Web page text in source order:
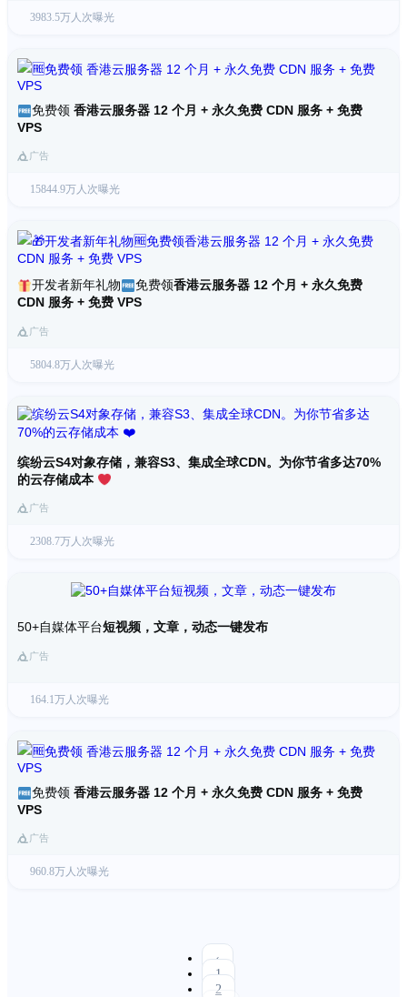
3983.5万人次曝光
免费领香港云服务器 12 个月 + 永久免费 CDN 服务 + 免费
VPS
广告
15844.9万人次曝光
开发者新年礼物 免费领香港云服务器 12 个月 + 永久免费
CDN 服务 + 免费 VPS
广告
5804.8万人次曝光
缤纷云S4对象存储，兼容S3、集成全球CDN。为你节省多达70%
的云存储成本
广告
2308.7万人次曝光
50+自媒体平台短视频，文章，动态一键发布
广告
164.1万人次曝光
免费领香港云服务器 12 个月 + 永久免费 CDN 服务 + 免费
VPS
广告
960.8万人次曝光
‹
1
2